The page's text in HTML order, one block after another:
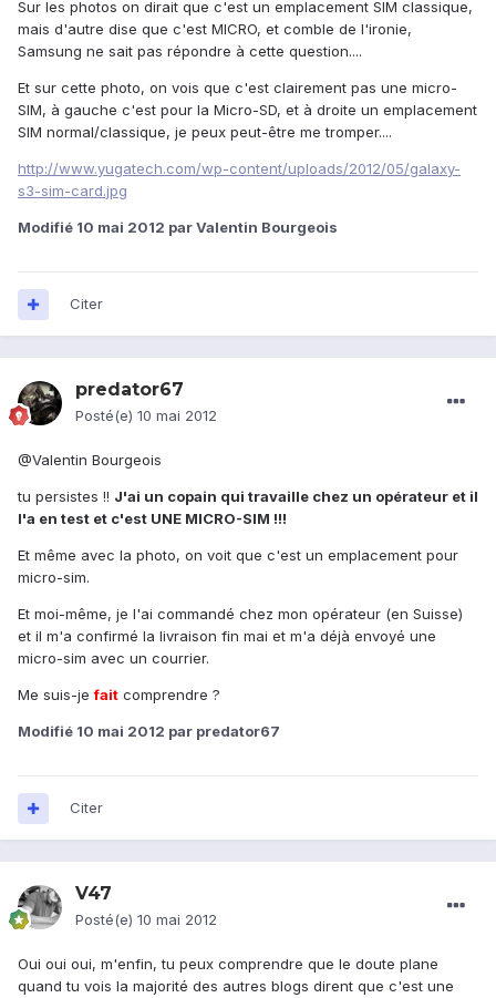
Sur les photos on dirait que c'est un emplacement SIM classique,
mais d'autre dise que c'est MICRO, et comble de l'ironie,
Samsung ne sait pas répondre à cette question....
Et sur cette photo, on vois que c'est clairement pas une micro-
SIM, à gauche c'est pour la Micro-SD, et à droite un emplacement
SIM normal/classique, je peux peut-être me tromper....
http://www.yugatech.com/wp-content/uploads/2012/05/galaxy-
s3-sim-card.jpg
Modifié 10 mai 2012 par Valentin Bourgeois
Citer
predator67
Posté(e) 10 mai 2012
@Valentin Bourgeois
tu persistes !! J'ai un copain qui travaille chez un opérateur et il
l'a en test et c'est UNE MICRO-SIM !!!
Et même avec la photo, on voit que c'est un emplacement pour
micro-sim.
Et moi-même, je l'ai commandé chez mon opérateur (en Suisse)
et il m'a confirmé la livraison fin mai et m'a déjà envoyé une
micro-sim avec un courrier.
Me suis-jefait comprendre ?
Modifié 10 mai 2012 par predator67
Citer
V47
Posté(e) 10 mai 2012
Oui oui oui, m'enfin, tu peux comprendre que le doute plane
quand tu vois la majorité des autres blogs dirent que c'est une